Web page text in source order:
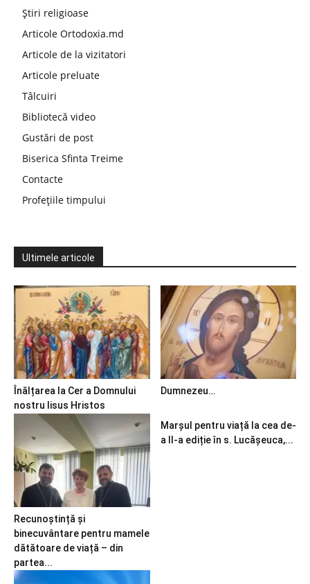
Știri religioase
Articole Ortodoxia.md
Articole de la vizitatori
Articole preluate
Tâlcuiri
Bibliotecă video
Gustări de post
Biserica Sfinta Treime
Contacte
Profețiile timpului
Ultimele articole
Înălțarea la Cer a Domnului
nostru Iisus Hristos
Dumnezeu…
Recunoștință și
binecuvântare pentru mamele
dătătoare de viață – din
partea...
Marșul pentru viață la cea de-
a II-a ediție în s. Lucășeuca,...